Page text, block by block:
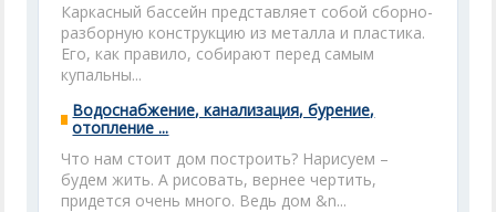
Каркасный бассейн представляет собой сборно-
разборную конструкцию из металла и пластика.
Его, как правило, собирают перед самым
купальны...
Водоснабжение, канализация, бурение,
отопление ...
Что нам стоит дом построить? Нарисуем –
будем жить. А рисовать, вернее чертить,
придется очень много. Ведь дом &n...